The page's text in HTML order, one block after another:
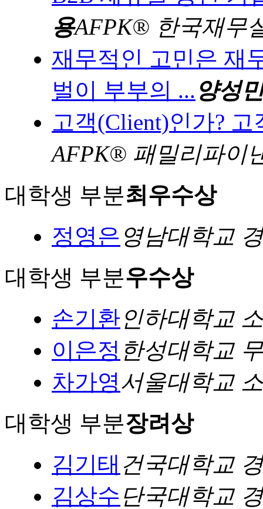
용AFPK® 한국재무
재무적인 고민은 재
벌이 부부의 ... 양성
고객(Client)인가? 고
AFPK® 패밀리파이
대학생 부분최우수상
정영은 영남대학교
대학생 부분우수상
손기환 인하대학교
이은정 한성대학교
차가영서울대학교
대학생 부분장려상
김기태 건국대학교
김상수 단국대학교